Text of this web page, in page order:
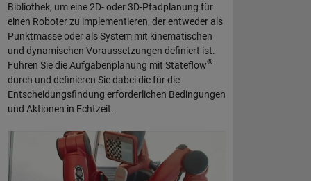
Bibliothek, um eine 2D- oder 3D-Pfadplanung für
einen Roboter zu implementieren, der entweder als
Punktmasse oder als System mit kinematischen
und dynamischen Voraussetzungen definiert ist.
Führen Sie die Aufgabenplanung mit Stateflow®
durch und definieren Sie dabei die für die
Entscheidungsfindung erforderlichen Bedingungen
und Aktionen in Echtzeit.